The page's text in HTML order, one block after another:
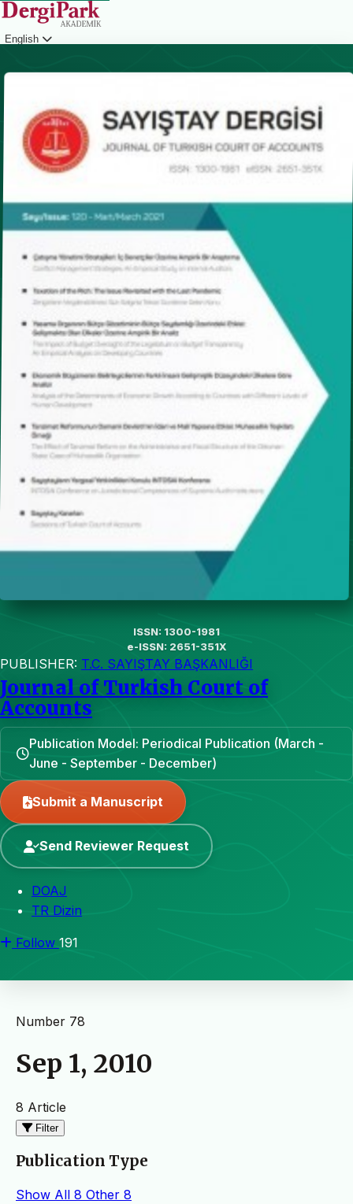
English
ISSN: 1300-1981
e-ISSN: 2651-351X
PUBLISHER: T.C. SAYIŞTAY BAŞKANLIĞI
Journal of Turkish Court of
Accounts
Publication Model: Periodical Publication (March -
June - September - December)
Submit a Manuscript
Send Reviewer Request
DOAJ
TR Dizin
Follow 191
Number 78
Sep 1, 2010
8 Article
Filter
Publication Type
Show All 8 Other 8